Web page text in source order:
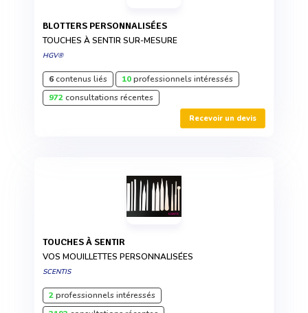
BLOTTERS PERSONNALISÉES
TOUCHES À SENTIR SUR-MESURE
HGV®
6contenus liés 10professionnels intéressés
972consultations récentes
Recevoir un devis
TOUCHES À SENTIR
VOS MOUILLETTES PERSONNALISÉES
SCENTIS
2professionnels intéressés